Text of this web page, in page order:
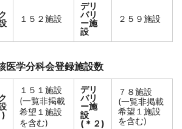
１５２施設
デリ
バリ
ー施
設
２５９施設
医学分科会登録施設数
)
１５１施設
(一覧非掲載
希望１施設
を含む)
デリ
バリ
ー施
設
(＊２)
７８施設
(一覧非掲載
希望１施設
を含む)